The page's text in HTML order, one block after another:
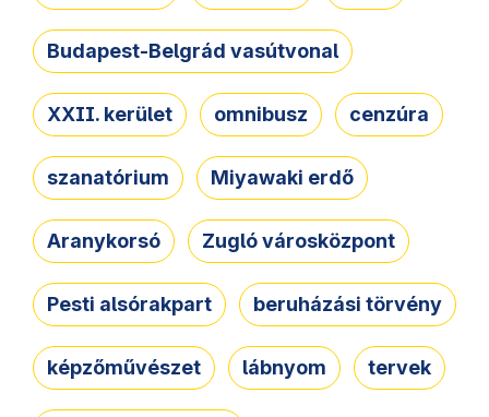
Budapest-Belgrád vasútvonal
XXII. kerület omnibusz cenzúra
szanatórium Miyawaki erdő
Aranykorsó Zugló városközpont
Pesti alsórakpart beruházási törvény
képzőművészet lábnyom tervek